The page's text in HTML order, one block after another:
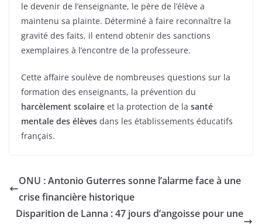
le devenir de l’enseignante, le père de l’élève a
maintenu sa plainte. Déterminé à faire reconnaître la
gravité des faits, il entend obtenir des sanctions
exemplaires à l’encontre de la professeure.
Cette affaire soulève de nombreuses questions sur la
formation des enseignants, la prévention du
harcèlement scolaire et la protection de la santé
mentale des élèves dans les établissements éducatifs
français.
ONU : Antonio Guterres sonne l’alarme face à une
crise financière historique
Disparition de Lanna : 47 jours d’angoisse pour une